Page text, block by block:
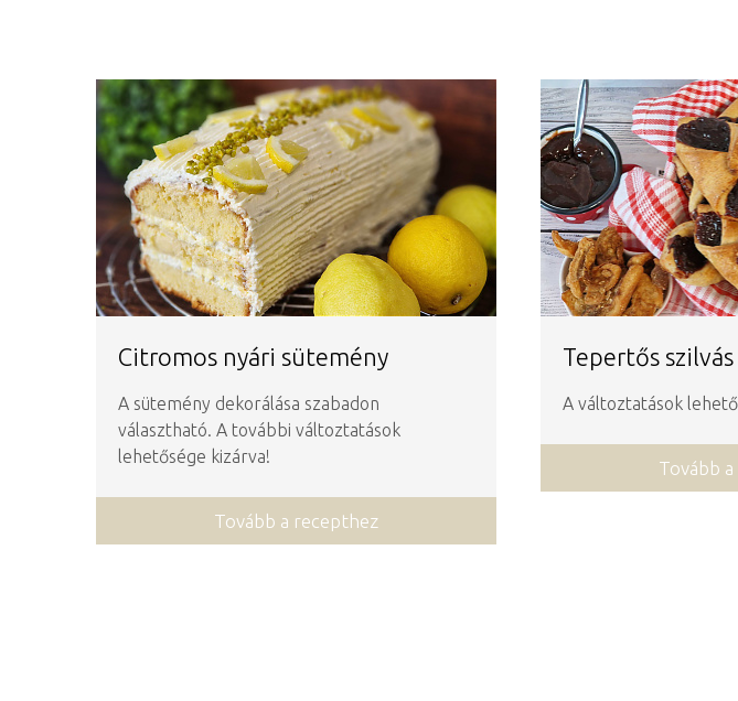
Citromos nyári sütemény
A sütemény dekorálása szabadon
választható. A további változtatások
lehetősége kizárva!
Tovább a recepthez
Tepertős
A változtatások
Tovább